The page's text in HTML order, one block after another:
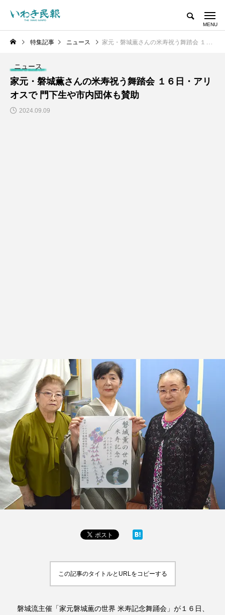
特集記事 ニュース 家元・磐城薫さんの米寿祝う舞踏会 １６日・アリオスで 門下生や市内団体も賛助
ニュース
家元・磐城薫さんの米寿祝う舞踏会 １６日・アリ
オスで 門下生や市内団体も賛助
2024.09.09
この記事のタイトルとURLをコピーする
磐城流主催「家元磐城薫の世界 米寿記念舞踊会」が１６日、